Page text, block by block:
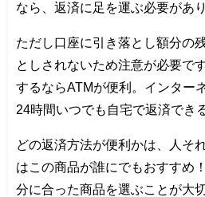
なら、返済に足を運ぶ必要があ
ただし口座に引き落とし額分の
としされないため注意が必要で
するならATMが便利。インター
24時間いつでも自宅で返済でき
どの返済方法が便利かは、人そ
はこの商品が誰にでもおすすめ
分に合った商品を選ぶことが大切